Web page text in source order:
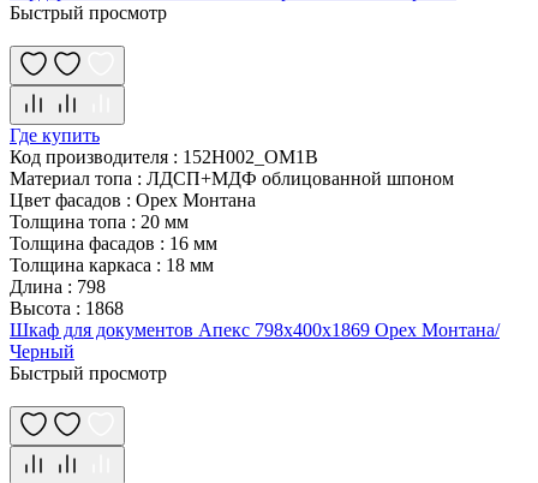
Быстрый просмотр
Где купить
Код производителя : 152H002_OM1B
Материал топа : ЛДСП+МДФ облицованной шпоном
Цвет фасадов : Орех Монтана
Толщина топа : 20 мм
Толщина фасадов : 16 мм
Толщина каркаса : 18 мм
Длина : 798
Высота : 1868
Шкаф для документов Апекс 798х400х1869 Орех Монтана/
Черный
Быстрый просмотр